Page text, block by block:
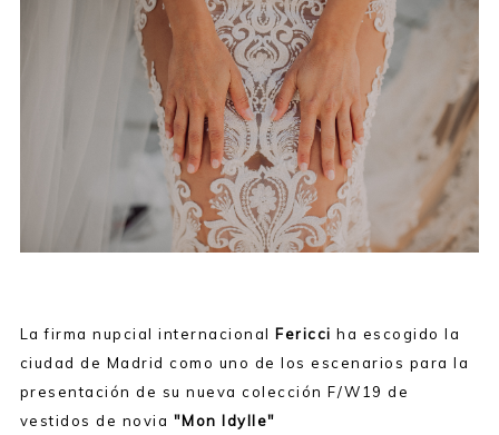
La firma nupcial internacional Fericci ha escogido la
ciudad de Madrid como uno de los escenarios para la
presentación de su nueva colección F/W19 de
vestidos de novia "Mon Idylle"